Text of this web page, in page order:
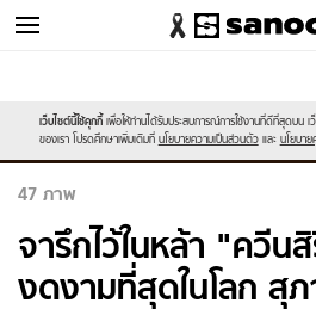
ข่าว
เว็บไซต์นี้ใช้คุกกี้ เพื่อให้ท่านได้รับประสบการณ์การใช้งานที่ดีที่สุดบน เ
ของเรา โปรดศึกษาเพิ่มเติมที่ นโยบายความเป็นส่วนตัว และ นโยบาย
47 ภาพ
จารึกไว้ในหล้า "ควีน
งดงามที่สุดในโลก สุ